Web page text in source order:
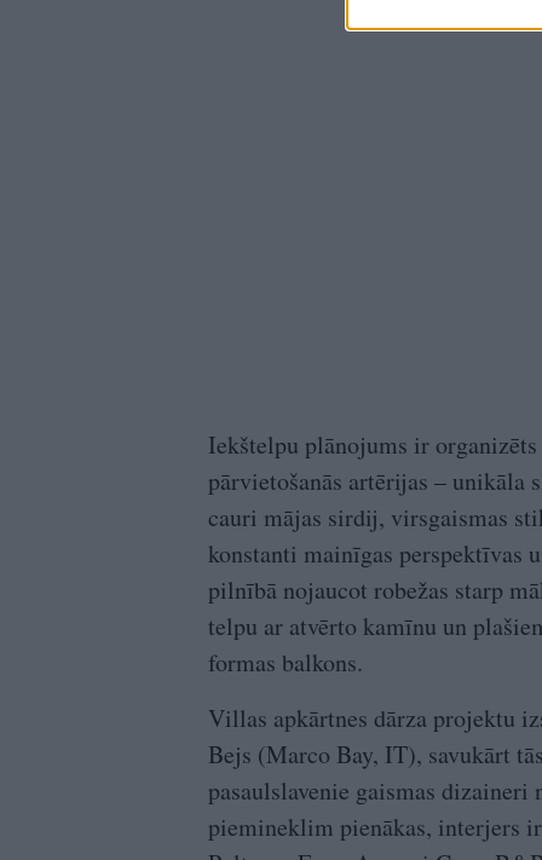
Iekštelpu plānojums ir
pārvietošanās artērijas – unikāla
cauri mājas sirdij, virsgaismas
konstanti mainīgas perspektīvas
pilnībā nojaucot robežas starp
telpu ar atvērto kamīnu un
formas balkons.
Villas apkārtnes dārza projektu
Bejs (Marco Bay, IT), savukārt
pasaulslavenie gaismas
piemineklim pienākas, interjers